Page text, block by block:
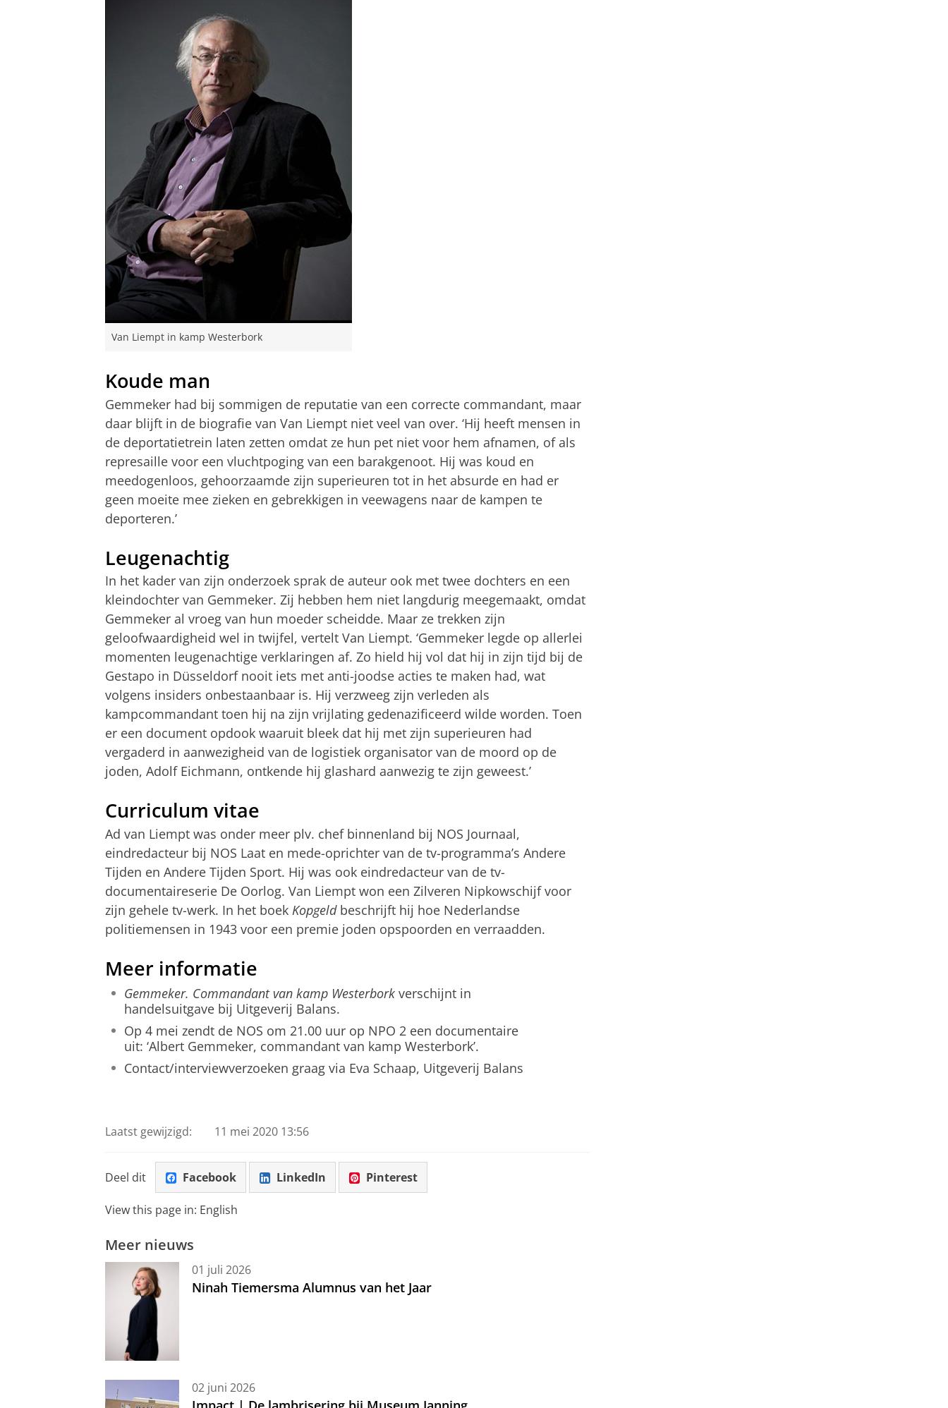
Van Liempt in kamp Westerbork
Koude man
Gemmeker had bij sommigen de reputatie van een correcte commandant, maar
daar blijft in de biografie van Van Liempt niet veel van over. ‘Hij heeft mensen in
de deportatietrein laten zetten omdat ze hun pet niet voor hem afnamen, of als
represaille voor een vluchtpoging van een barakgenoot. Hij was koud en
meedogenloos, gehoorzaamde zijn superieuren tot in het absurde en had er
geen moeite mee zieken en gebrekkigen in veewagens naar de kampen te
deporteren.’
Leugenachtig
In het kader van zijn onderzoek sprak de auteur ook met twee dochters en een
kleindochter van Gemmeker. Zij hebben hem niet langdurig meegemaakt, omdat
Gemmeker al vroeg van hun moeder scheidde. Maar ze trekken zijn
geloofwaardigheid wel in twijfel, vertelt Van Liempt. ‘Gemmeker legde op allerlei
momenten leugenachtige verklaringen af. Zo hield hij vol dat hij in zijn tijd bij de
Gestapo in Düsseldorf nooit iets met anti-joodse acties te maken had, wat
volgens insiders onbestaanbaar is. Hij verzweeg zijn verleden als
kampcommandant toen hij na zijn vrijlating gedenazificeerd wilde worden. Toen
er een document opdook waaruit bleek dat hij met zijn superieuren had
vergaderd in aanwezigheid van de logistiek organisator van de moord op de
joden, Adolf Eichmann, ontkende hij glashard aanwezig te zijn geweest.’
Curriculum vitae
Ad van Liempt was onder meer plv. chef binnenland bij NOS Journaal,
eindredacteur bij NOS Laat en mede-oprichter van de tv-programma’s Andere
Tijden en Andere Tijden Sport. Hij was ook eindredacteur van de tv-
documentaireserie De Oorlog. Van Liempt won een Zilveren Nipkowschijf voor
zijn gehele tv-werk. In het boek Kopgeldbeschrijft hij hoe Nederlandse
politiemensen in 1943 voor een premie joden opspoorden en verraadden.
Meer informatie
Gemmeker. Commandant van kamp Westerbork verschijnt in
handelsuitgave bij Uitgeverij Balans.
Op 4 mei zendt de NOS om 21.00 uur op NPO 2 een documentaire
uit: ‘Albert Gemmeker, commandant van kamp Westerbork’.
Contact/interviewverzoeken graag via Eva Schaap, Uitgeverij Balans
Laatst gewijzigd: 11 mei 2020 13:56
Deel dit Facebook LinkedIn Pinterest
View this page in: English
Meer nieuws
01 juli 2026
Ninah Tiemersma Alumnus van het Jaar
02 juni 2026